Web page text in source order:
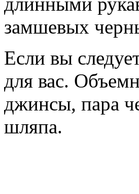
замшевых
Если вы
для вас.
джинсы, пара
шляпа.